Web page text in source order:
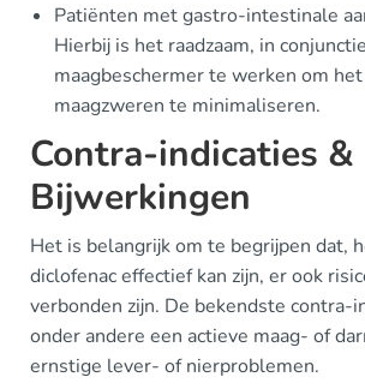
Patiënten met gastro-intestinale
Hierbij is het raadzaam, in
maagbeschermer te werken om
maagzweren te minimaliseren.
Contra-indicaties &
Bijwerkingen
Het is belangrijk om te begrijpen dat,
diclofenac effectief kan zijn, er ook
verbonden zijn. De bekendste contra-
onder andere een actieve maag- of
ernstige lever- of nierproblemen.